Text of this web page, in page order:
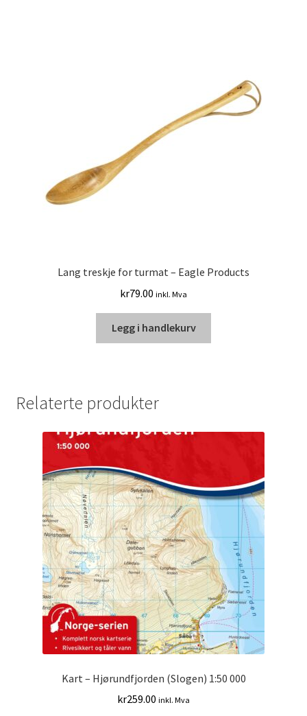
Lang treskje for turmat – Eagle Products
kr79.00 inkl. Mva
Legg i handlekurv
Relaterte produkter
Kart – Hjørundfjorden (Slogen) 1:50 000
kr259.00 inkl. Mva